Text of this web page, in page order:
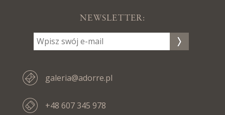
NEWSLETTER:
galeria@adorre.pl
+48 607 345 978